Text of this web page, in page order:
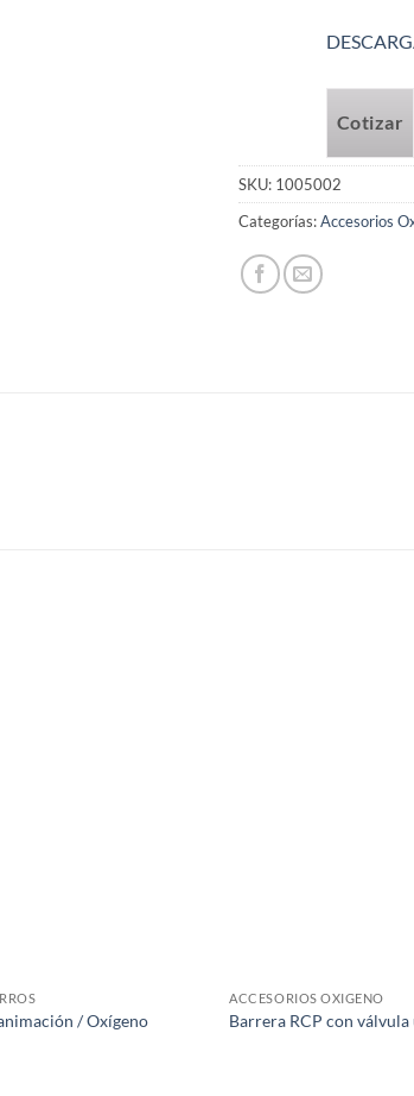
Cotizar
SKU: 1005002
Categorías:Accesorios
/ Oxígeno
ACCESORIOS OXIGENO
Barrera RCP con